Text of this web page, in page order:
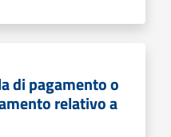
di pagamento o
relativo a